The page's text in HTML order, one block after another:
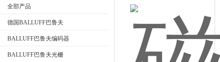
全部产品
德国BALLUFF巴鲁夫
BALLUFF巴鲁夫编码器
BALLUFF巴鲁夫光栅